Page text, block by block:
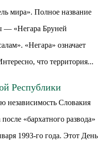
мира». Полное название
— «Негара Бруней
«Негара» означает
что территория...
Республики
независимость Словакия
после «бархатного развода»
1993-го года. Этот День